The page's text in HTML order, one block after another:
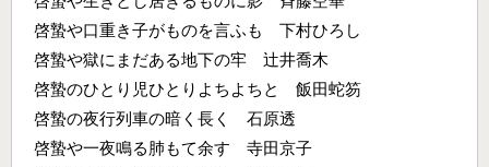
啓蟄や口重き子がものを言ふも 下村ひろし
啓蟄や獄にまだある地下の牢 辻井喬木
啓蟄のひとり児ひとりよちよちと 飯田蛇笏
啓蟄の夜行列車の暗く長く 石原透
啓蟄や一夜鳴る肺もて余す 寺田京子